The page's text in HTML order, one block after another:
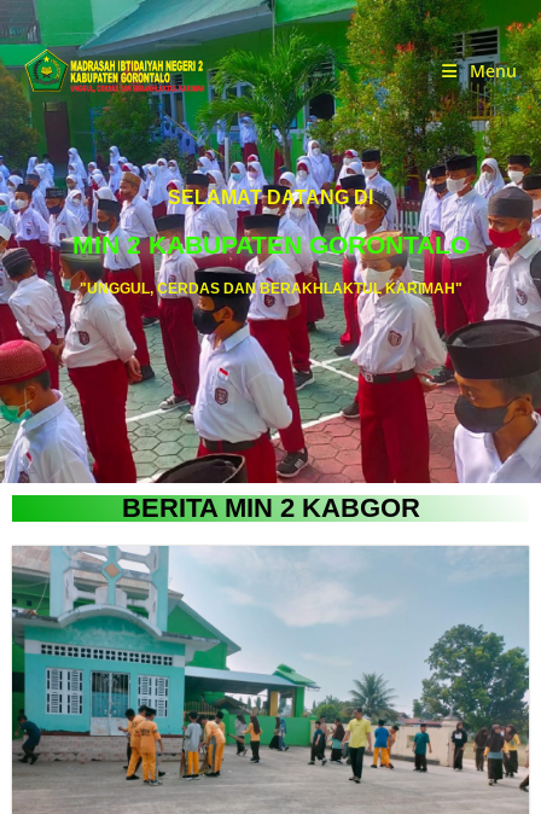
Menu
SELAMAT DATANG DI
MIN 2 KABUPATEN GORONTALO
"UNGGUL, CERDAS DAN BERAKHLAKTUL KARIMAH"
BERITA MIN 2 KABGOR